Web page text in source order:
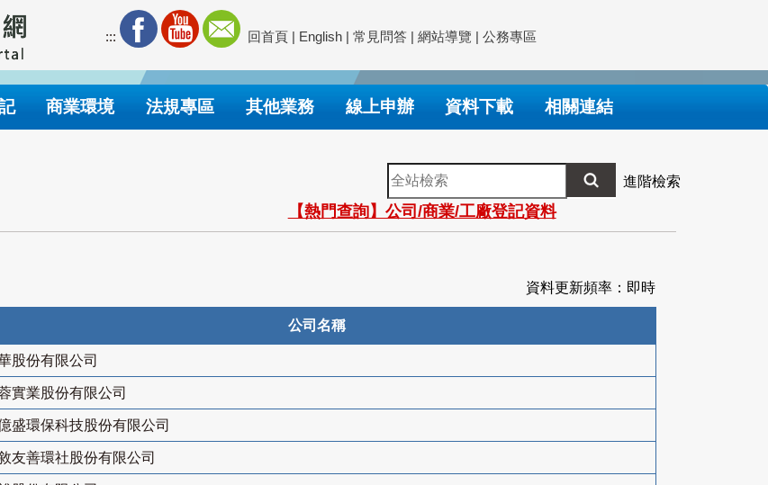
::: 回首頁 | English | 常見問答 | 網站導覽 | 公務專區
商業環境 法規專區 其他業務 線上申辦 資料下載 相關連結
全
站
檢
索
進階檢索
【熱門查詢】公司/商業/工廠登記資料
資料更新頻率：即時
公司名稱
股份有限公司
實業股份有限公司
盛環保科技股份有限公司
友善環社股份有限公司